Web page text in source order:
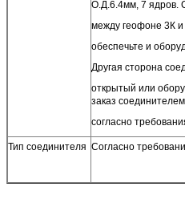
О.Д.6.4мм, 7 ядров.
между геофоне 3К
обеспечьте и
Другая сторона
открытый или
заказ соединителем
согласно
Тип соединителя Согласно